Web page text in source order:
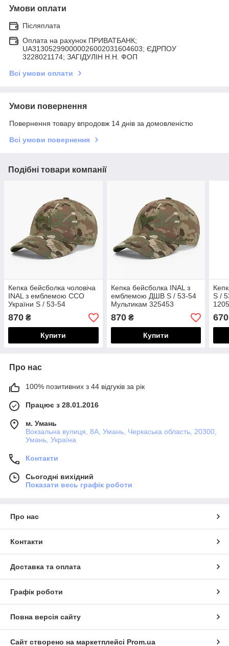
Умови оплати
Післяплата
Оплата на рахунок ПРИВАТБАНК;
UA313052990000026002031604603; ЄДРПОУ
3228021174; ЗАГIДУЛIН Н.Н. ФОП
Всі умови оплати
Умови повернення
Повернення товару впродовж 14 днів за домовленістю
Всі умови повернення
Подібні товари компанії
Кепка бейсболка чоловіча
INAL з емблемою ССО
України S / 53-54
Мультикам 118853
870 ₴
Купити
Кепка бейсболка INAL з
емблемою ДШВ S / 53-54
Мультикам 325453
870₴
Купити
S /
670
Про нас
100% позитивних з 44 відгуків за рік
Працює з 28.01.2016
м. Умань
Вокзальна вулиця, 8А, Умань, Черкаська область, 20300,
Умань, Україна
Контакти
Сьогодні вихідний
Показати весь графік роботи
Про нас
Контакти
Доставка та оплата
Графік роботи
Повна версія сайту
Сайт створено на маркетплейсі Prom.ua